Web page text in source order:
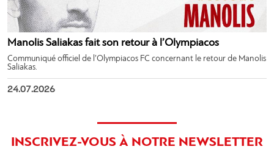
Manolis Saliakas fait son retour à l’Olympiacos
Communiqué officiel de l’Olympiacos FC concernant le retour de Manolis
Saliakas.
24.07.2026
INSCRIVEZ-VOUS À NOTRE NEWSLETTER